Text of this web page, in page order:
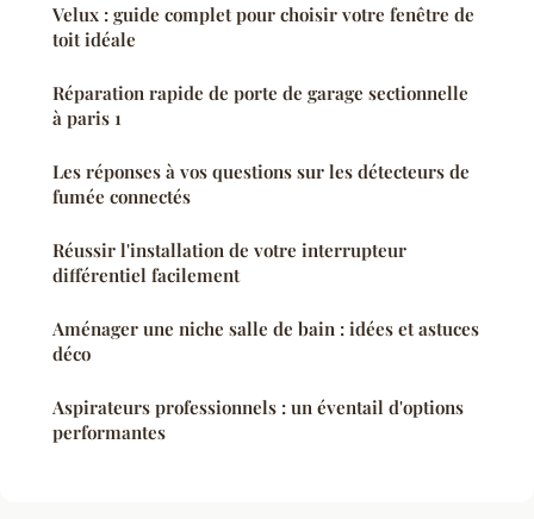
Velux : guide complet pour choisir votre fenêtre de
toit idéale
Réparation rapide de porte de garage sectionnelle
à paris 1
Les réponses à vos questions sur les détecteurs de
fumée connectés
Réussir l'installation de votre interrupteur
différentiel facilement
Aménager une niche salle de bain : idées et astuces
déco
Aspirateurs professionnels : un éventail d'options
performantes